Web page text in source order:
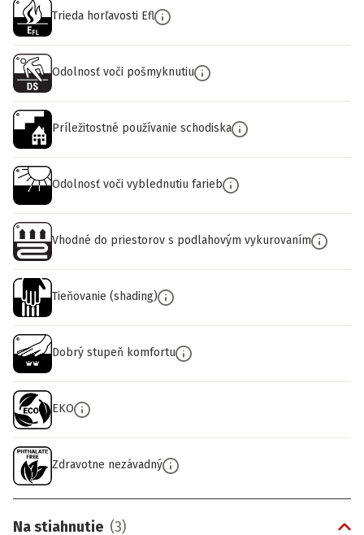
Trieda horľavosti Efl
Odolnosť voči pošmyknutiu
Príležitostné používanie schodiska
Odolnosť voči vyblednutiu farieb
Vhodné do priestorov s podlahovým vykurovaním
Tieňovanie (shading)
Dobrý stupeň komfortu
EKO
Zdravotne nezávadný
Na stiahnutie (3)